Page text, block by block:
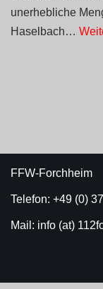
unerhebliche
Haselbach…
FFW-Forchheim
Telefon: +49 (0)
Mail: info (at)